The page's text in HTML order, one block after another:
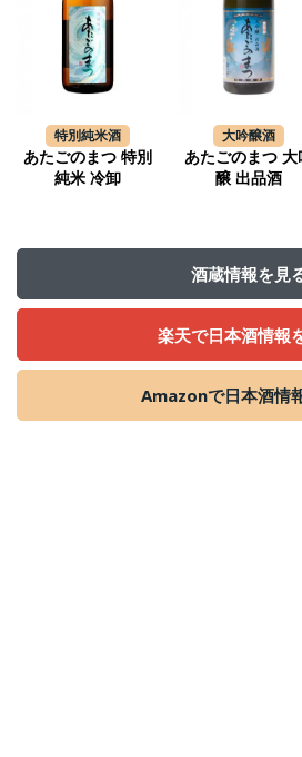
特別純米酒
あたごのまつ 特別
純米 冷卸
大吟醸酒
あたごのまつ 大
醸 出品酒
酒蔵情報を見
楽天で日本酒情報
Amazonで日本酒情